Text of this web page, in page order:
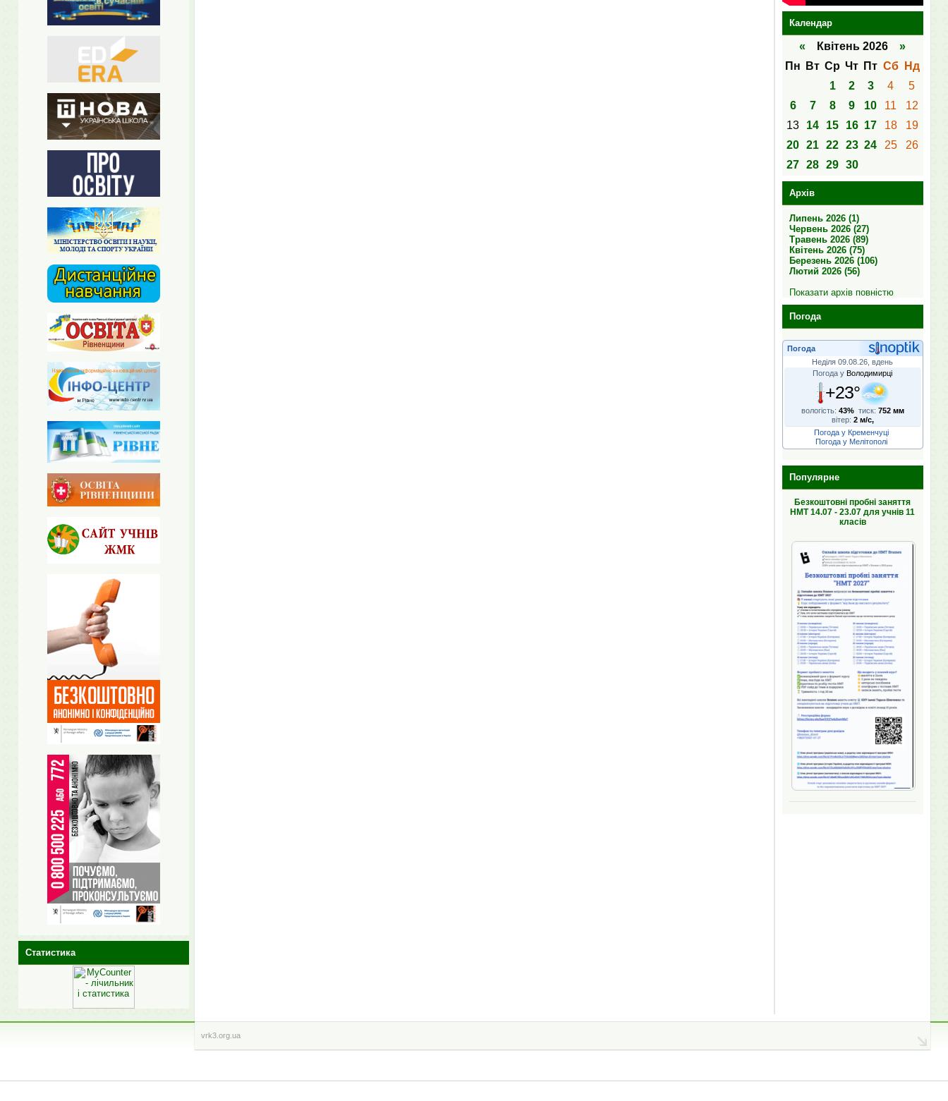
Календар
« Квітень 2026 »
Пн
Вт Ср Чт Пт Сб
Нд
1
2 3 4
5
6
7 8 9 10 11
12
13
14 15 16 17 18
19
20 21 22 23 24 25
26
27 28 29 30
Архів
Липень 2026 (1)
Червень 2026 (27)
Травень 2026 (89)
Квітень 2026 (75)
Березень 2026 (106)
Лютий 2026 (56)
Показати архів повністю
Погода
Погода
Неділя 09.08.26, вдень
Погода у Володимирці
+23°
вологість: 43% тиск: 752 мм
вітер: 2 м/с,
Погода у Кременчуці
Погода у Мелітополі
Популярне
Безкоштовні пробні заняття
НМТ 14.07 - 23.07 для учнів 11
класів
Статистика
vrk3.org.ua